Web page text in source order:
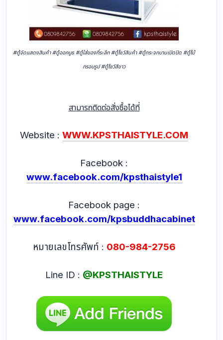
#ตู้จัดแสดงสินค้า #ตู้ออกบูธ #ตู้ใส่ของที่ระลึก #ตู้โชว์สินค้า #ตู้กระจกบานเปิดปิด #ตู้ไม้
กรอบรูป #ตู้โชว์สีขาว
สามารถติดต่อสั่งซื้อได้ที่
Website : WWW.KPSTHAISTYLE.COM
Facebook :
www.facebook.com/kpsthaistyle1
Facebook page :
www.facebook.com/kpsbuddhacabinet
หมายเลขโทรศัพท์ : 080-984-2756
Line ID : @KPSTHAISTYLE